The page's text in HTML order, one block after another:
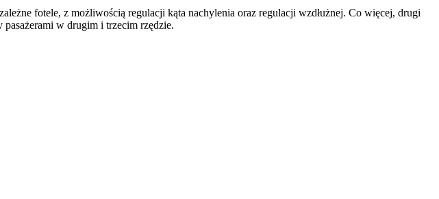
fotele, z możliwością regulacji kąta nachylenia oraz regulacji wzdłużnej. Co więcej, drugi
w drugim i trzecim rzędzie.